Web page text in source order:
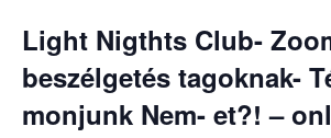
Light Nigthts Club-
beszélgetés tagoknak-
monjunk Nem- et?! –